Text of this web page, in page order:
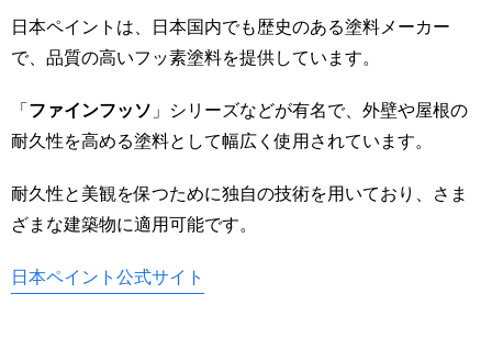
日本ペイントは、日本国内でも歴史のある塗料メーカー
で、品質の高いフッ素塗料を提供しています。
「 ファインフッソ 」シリーズなどが有名で、外壁や屋根の
耐久性を高める塗料として幅広く使用されています。
耐久性と美観を保つために独自の技術を用いており、さま
ざまな建築物に適用可能です。
日本ペイント公式サイト